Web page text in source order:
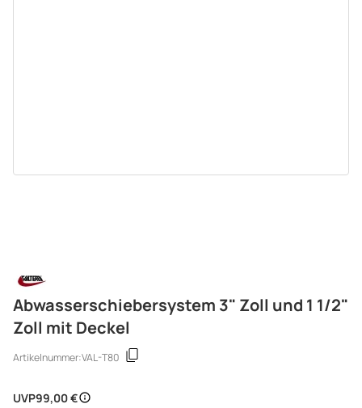
Abwasserschiebersystem 3" Zoll und 1 1/2"
Zoll mit Deckel
Artikelnummer:VAL-T80
UVP99,00 €